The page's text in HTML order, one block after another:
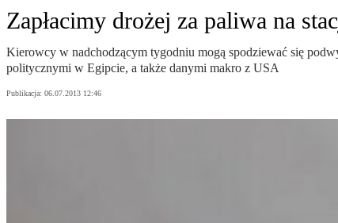
Zapłacimy drożej za paliwa na
Kierowcy w nadchodzącym tygodniu mogą spodziewać się
politycznymi w Egipcie, a także danymi makro z USA
Publikacja: 06.07.2013 12:46